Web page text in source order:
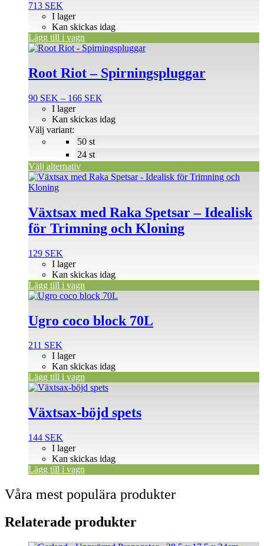
713 SEK
I lager
Kan skickas idag
Lägg till i vagn
Root Riot – Spirningspluggar
90 SEK – 166 SEK
till
50 st
24 st
I lager
Kan skickas idag
Välj variant:
Välj alternativ
Den
produkten
har
varianter.
olika
alternativen
på
produktsidan
Växtsax med Raka Spetsar – Idealisk
för Trimning och Kloning
129 SEK
I lager
Kan skickas idag
Lägg till i vagn
Ugro coco block 70L
211 SEK
I lager
Kan skickas idag
Lägg till i vagn
Växtsax-böjd spets
144 SEK
I lager
Kan skickas idag
Lägg till i vagn
Våra mest populära produkter
Relaterade produkter